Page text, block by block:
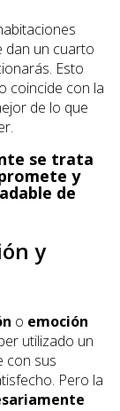
dan un cuarto
Esto
coincide con la
de lo que
se trata
y
de
y
o emoción
utilizado un
con sus
Pero la